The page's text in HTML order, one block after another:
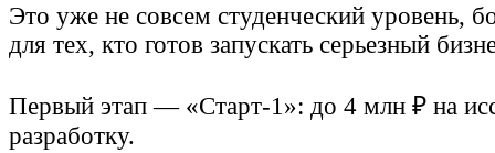
Это уже не совсем студенческий уровень,
для тех, кто готов запускать серьезный
Первый этап — «Старт‑1»: до 4 млн ₽ на
разработку.